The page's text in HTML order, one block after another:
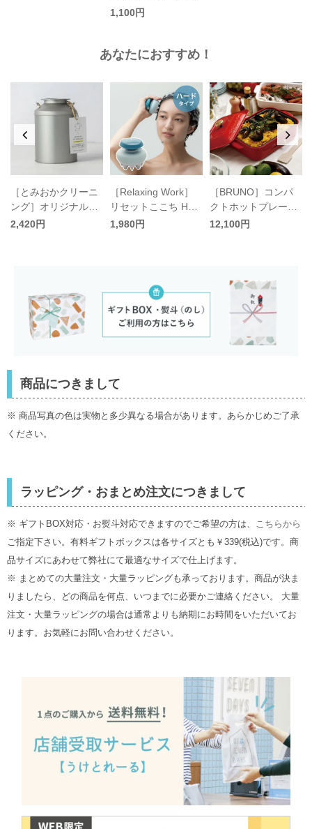
クター／ラクツ
1,100円
あなたにおすすめ！
［とみおかクリーニ
ング］オリジナル洗
濯洗剤 プラス
2,420円
［Relaxing Work］
リセットここち HAR
D／リラクシングワ
1,980円
［BRUNO］コンパ
クトホットプレート
／ブルーノ
12,100円
商品につきまして
※ 商品写真の色は実物と多少異なる場合があります。あらかじめご了承
ください。
ラッピング・おまとめ注文につきまして
※ ギフトBOX対応・お熨斗対応できますのでご希望の方は、 こちらから
ご指定下さい。有料ギフトボックスは各サイズとも￥339(税込)です。商
品サイズにあわせて弊社にて最適なサイズで仕上げます。
※ まとめての大量注文・大量ラッピングも承っております。商品が決ま
りましたら、どの商品を何点、いつまでに必要かご連絡ください。 大量
注文・大量ラッピングの場合は通常よりも納期にお時間をいただいてお
ります。お気軽にお問い合わせください。